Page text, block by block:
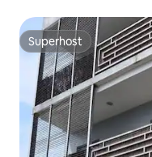
Superhost
Superhost